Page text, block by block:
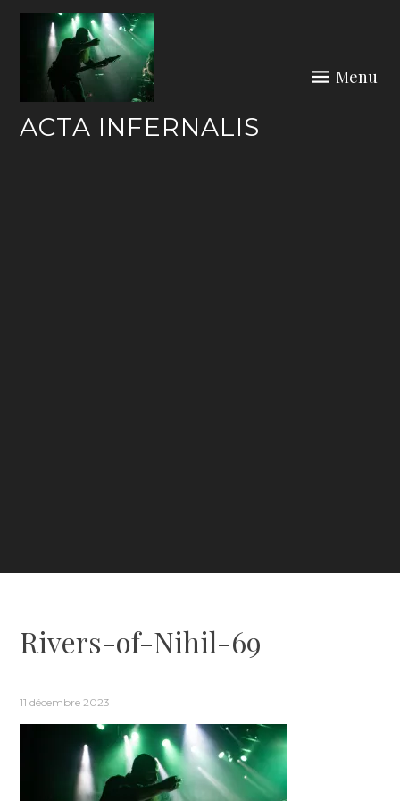
Skip
content
ACTA INFERNALIS
Menu
Rivers-of-Nihil-69
11 décembre 2023